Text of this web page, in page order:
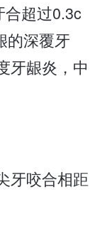
超过0.3c
的深覆牙
牙龈炎，中
牙咬合相距